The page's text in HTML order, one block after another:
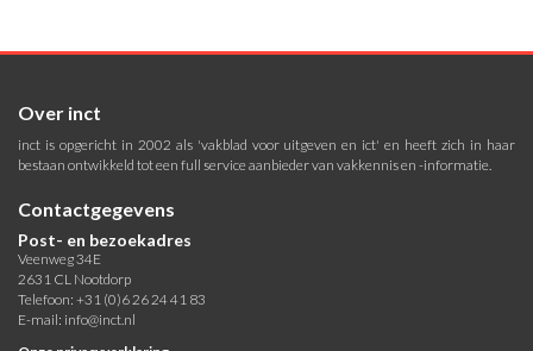
Over inct
inct is opgericht in 2002 als 'vakblad voor uitgeven en ict' en heeft zich in haar
bestaan ontwikkeld tot een full service aanbieder van vakkennis en -informatie.
Contactgegevens
Post- en bezoekadres
Veenweg 34E
2631 CL Nootdorp
Telefoon: +31 (0)6 26 24 41 83
E-mail: info@inct.nl